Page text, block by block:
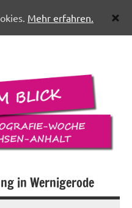
in Wernigerode
Mehr erfahren.